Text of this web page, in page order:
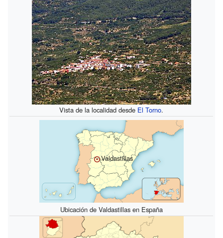
Vista de la localidad desde El Torno.
Valdastillas
Ubicación de Valdastillas en España